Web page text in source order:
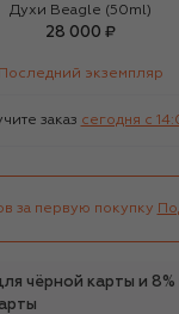
Fueguia
Духи Beagle (50ml)
28 000 ₽
Последний экземпляр
заказ сегодня c
за первую покупку
чёрной карты и